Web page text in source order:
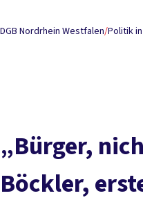
DGB Nordrhein Westfalen/Politik in
„Bürger,
Böckler,